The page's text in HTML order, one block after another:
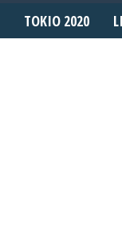
TOKIO 2020